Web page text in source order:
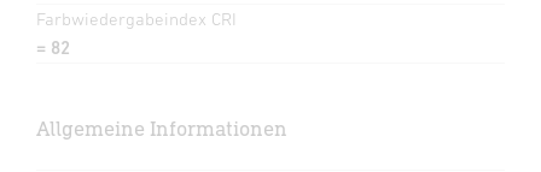
Farbwiedergabeindex CRI
= 82
Allgemeine Informationen